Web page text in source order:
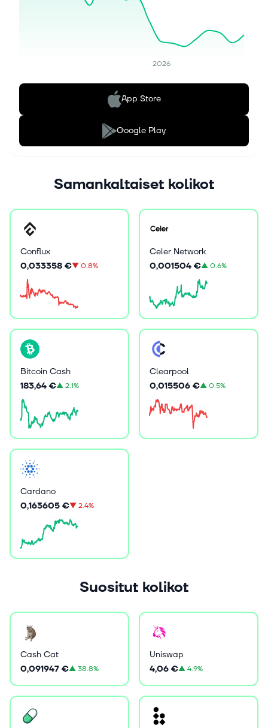
2026
App Store
Google Play
Samankaltaiset kolikot
Conflux
0,033358 €▼0.8%
Celer Network
0,001504 €▲0.6%
Bitcoin Cash
183,64 €▲2.1%
Clearpool
0,015506 €▲0.5%
Cardano
0,163605 €▼2.4%
Suositut kolikot
Cash Cat
0,091947 €▲38.8%
Uniswap
4,06 €▲4.9%